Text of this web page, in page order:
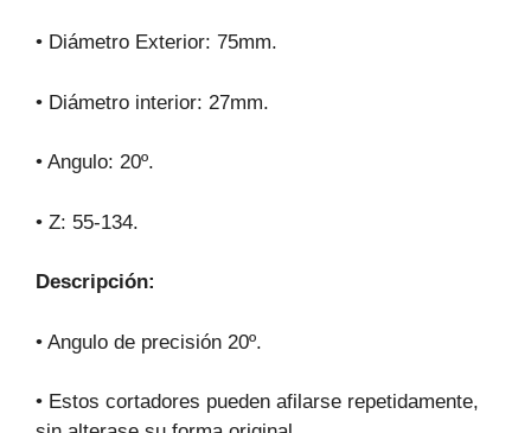
• Diámetro Exterior: 75mm.
• Diámetro interior: 27mm.
• Angulo: 20º.
• Z: 55-134.
Descripción:
• Angulo de precisión 20º.
• Estos cortadores pueden afilarse repetidamente,